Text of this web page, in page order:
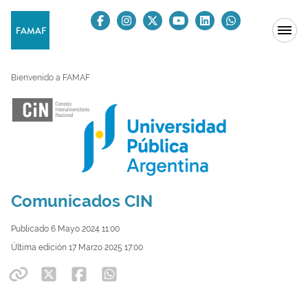
Bienvenido a FAMAF
Comunicados CIN
Publicado 6 Mayo 2024 11:00
Última edición 17 Marzo 2025 17:00